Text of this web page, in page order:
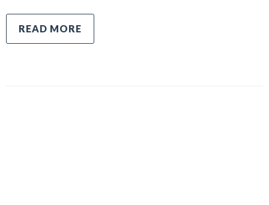
READ MORE